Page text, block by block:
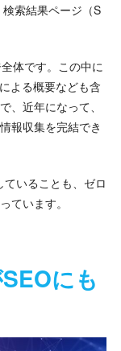
索結果ページ（S
体です。この中に
よる概要なども含
、近年になって、
報収集を完結でき
いることも、ゼロ
ています。
にも